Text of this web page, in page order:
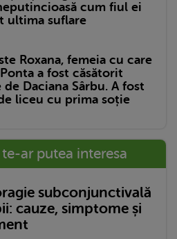
cum fiul ei
ultima suflare
Roxana, femeia cu care
a fost căsătorit
Daciana Sârbu. A fost
liceu cu prima soție
ar putea interesa
subconjunctivală
cauze, simptome și